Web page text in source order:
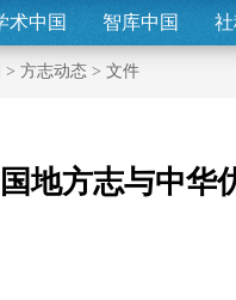
术中国 智库中国
> 方志动态 > 文件
地方志与中华